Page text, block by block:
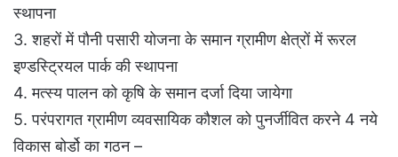
स्थापना
3. शहरों में पौनी पसारी योजना के समान ग्रामीण क्षेत्रों में रूरल
इण्डस्ट्रियल पार्क की स्थापना
4. मत्स्य पालन को कृषि के समान दर्जा दिया जायेगा
5. परंपरागत ग्रामीण व्यवसायिक कौशल को पुनर्जीवित करने 4 नये
विकास बोर्डो का गठन –